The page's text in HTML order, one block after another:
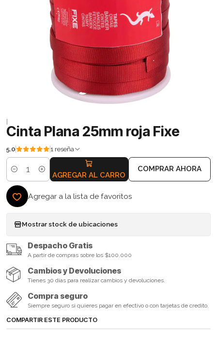
|
Cinta Plana 25mm roja Fixe
5.0 1 reseña
Cantidad AGREGAR AL CARRO
COMPRAR AHORA
Agregar a la lista de favoritos
Mostrar stock de ubicaciones
Despacho Gratis
A partir de compras sobre los $100.000
Cambios y Devoluciones
Tienes 30 días para realizar cambios y devoluciones.
Compra seguro
Siempre seguro si quieres pagar en efectivo o con tarjetas de credito.
COMPARTIR ESTE PRODUCTO